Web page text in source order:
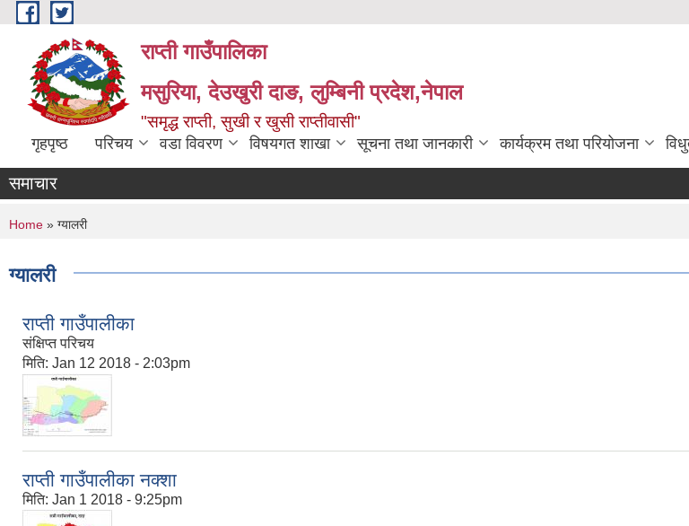
Skip to main content
राप्ती गाउँपालिका
मसुरिया, देउखुरी दाङ, लुम्बिनी प्रदेश,नेपाल
"समृद्ध राप्ती, सुखी र खुसी राप्तीवासी"
गृहपृष्ठ परिचय वडा विवरण विषयगत शाखा सूचना तथा जानकारी कार्यक्रम तथा परियोजना
समाचार
You are here
Home » ग्यालरी
ग्यालरी
राप्ती गाउँपालीका
संक्षिप्त परिचय
मिति: Jan 12 2018 - 2:03pm
राप्ती गाउँपालीका नक्शा
मिति: Jan 1 2018 - 9:25pm